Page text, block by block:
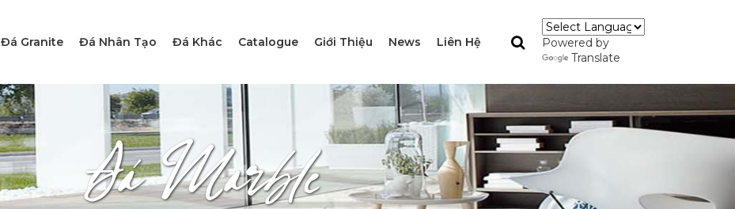
Đá Granite Đá Nhân Tạo Đá Khác Catalogue Giới Thiệu News Liên Hệ
Powered by
Translate
Đá Marble